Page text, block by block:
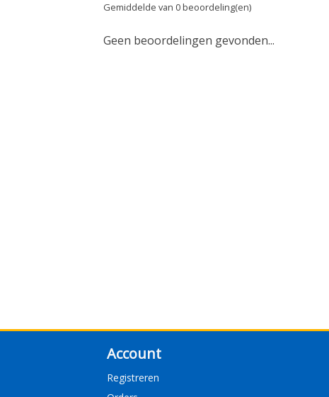
Gemiddelde van 0 beoordeling(en)
Geen beoordelingen gevonden...
Account
Registreren